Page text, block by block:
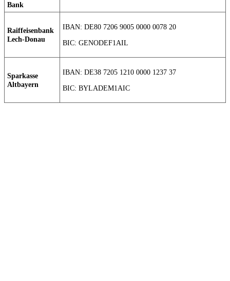
Bank
Raiffeisenbank
Lech-Donau
IBAN: DE80 7206 9005 0000 0078 20
BIC: GENODEF1AIL
Sparkasse
Altbayern
IBAN: DE38 7205 1210 0000 1237 37
BIC: BYLADEM1AIC